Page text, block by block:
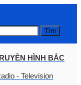
Tìm
HÌNH BẮC
- Television